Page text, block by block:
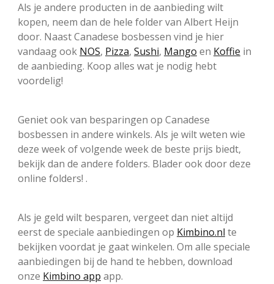
Als je andere producten in de aanbieding wilt
kopen, neem dan de hele folder van Albert Heijn
door. Naast Canadese bosbessen vind je hier
vandaag ook NOS, Pizza, Sushi, Mango en Koffie in
de aanbieding. Koop alles wat je nodig hebt
voordelig!
Geniet ook van besparingen op Canadese
bosbessen in andere winkels. Als je wilt weten wie
deze week of volgende week de beste prijs biedt,
bekijk dan de andere folders. Blader ook door deze
online folders! .
Als je geld wilt besparen, vergeet dan niet altijd
eerst de speciale aanbiedingen op Kimbino.nl te
bekijken voordat je gaat winkelen. Om alle speciale
aanbiedingen bij de hand te hebben, download
onze Kimbino app app.